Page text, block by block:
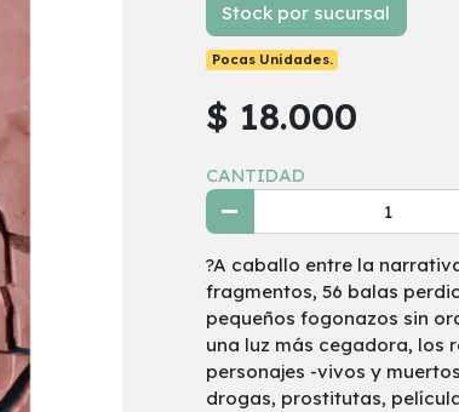
Stock por sucursal
Pocas Unidades.
$ 18.000
CANTIDAD
?A caballo entre la
fragmentos, 56 balas
pequeños fogonazos sin
una luz más cegadora, los
personajes -vivos y
drogas, prostitutas,